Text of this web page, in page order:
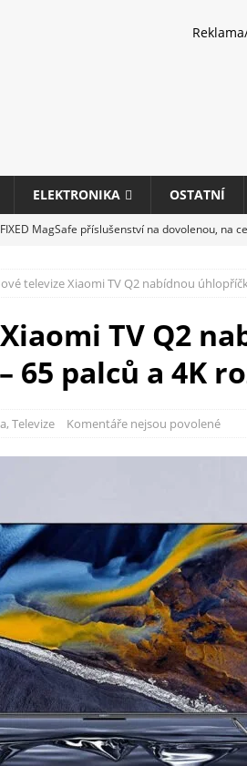
ELEKTRONIKA OSTATNÍ
FIXED MagSafe příslušenství na dovolenou, na
Genius na veletrhu COMPUTEX 2025 představí
HARDWARE
Nová řada multifunkčních kancelářských
PERIFERIE
televize Xiaomi TV Q2 nabídnou
TV Q2
65 palců a 4K
, Televize Komentáře nejsou povolené